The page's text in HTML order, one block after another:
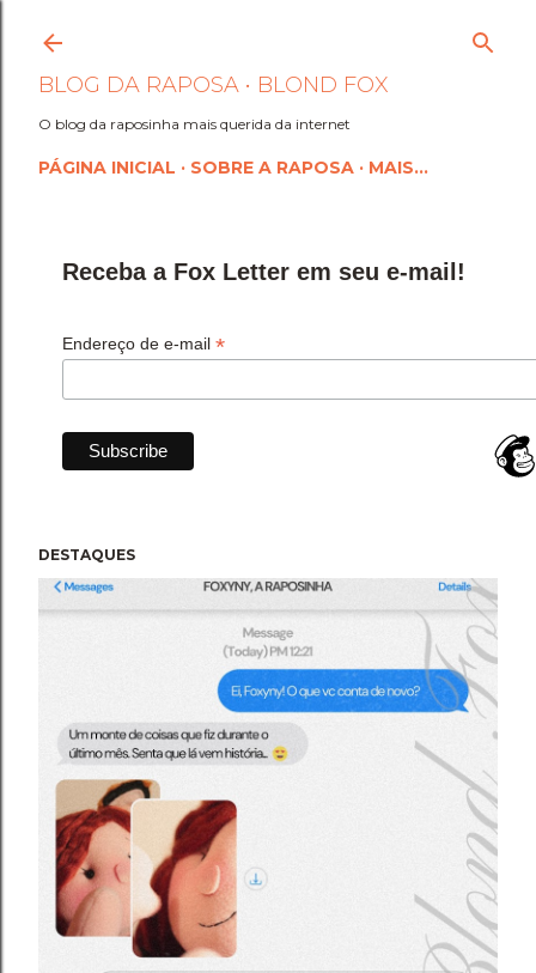
Pular para o conteúdo
BLOG DA RAPOSA • BLOND FOX
O blog da raposinha mais querida da internet
PÁGINA INICIAL SOBRE A RAPOSA MAIS…
Receba a Fox Letter em seu e-mail!
Endereço de e-mail *
DESTAQUES